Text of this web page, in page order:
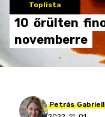
Toplista
10 őrülten
novemberre
Petrás